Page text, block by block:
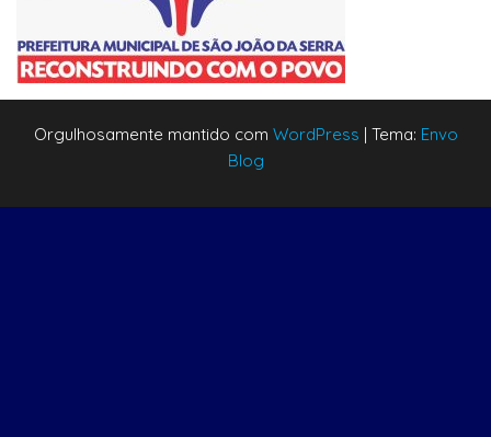
Orgulhosamente mantido com WordPress | Tema: Envo
Blog